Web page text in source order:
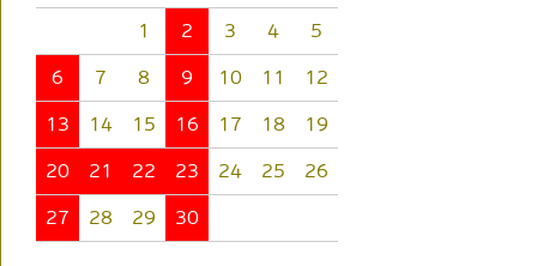
1 2 3 4 5
6 7 8 9 10 11 12
13 14 15 16 17 18 19
20 21 22 23 24 25 26
27 28 29 30